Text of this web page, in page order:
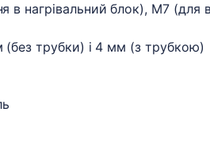
в нагрівальний блок), M7 (для
(без трубки) і 4 мм (з трубкою)